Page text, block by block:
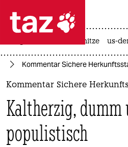
 taz zahl ich
taz zahl ich
politik
öko
hitze us-
Kommentar Sichere
Kommentar Sichere
Kaltherzig, dumm
populistisch